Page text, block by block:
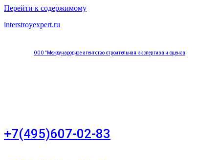
Перейти к содержимому
interstroyexpert.ru
ООО "Международное агентство строительная экспертиза и оценка
+7(495)607-02-83